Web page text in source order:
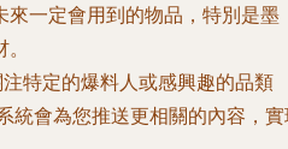
來一定會用到的物品，特別是墨
注特定的爆料人或感興趣的品類
系統會為您推送更相關的內容，